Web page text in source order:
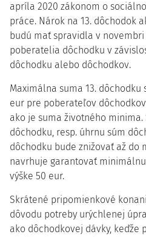
apríla 2020 zákonom o
práce. Nárok na 13. dôchodok
budú mať spravidla v
poberatelia dôchodku v
dôchodku alebo dôchodkov.
Maximálna suma 13. dôchodku
eur pre poberateľov
ako je suma životného minima.
dôchodku, resp. úhrnu súm
dôchodku bude znižovať až do
navrhuje garantovať
výške 50 eur.
Skrátené pripomienkové
dôvodu potreby urýchlenej
ako dôchodkovej dávky,